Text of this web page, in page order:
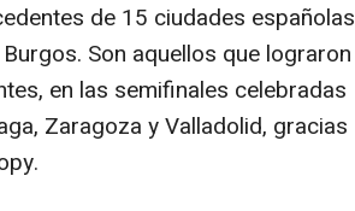
de 15 ciudades españolas
Son aquellos que lograron
en las semifinales celebradas
Zaragoza y Valladolid, gracias